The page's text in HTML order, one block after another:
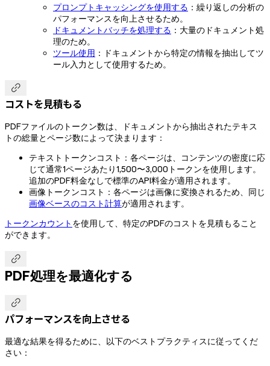
プロンプトキャッシングを使用する ：繰り返しの分析の
パフォーマンスを向上させるため。
ドキュメントバッチを処理する ：大量のドキュメント処
理のため。
ツール使用 ：ドキュメントから特定の情報を抽出してツ
ール入力として使用するため。

コストを見積もる
PDFファイルのトークン数は、ドキュメントから抽出されたテキス
トの総量とページ数によって決まります：
テキストトークンコスト：各ページは、コンテンツの密度に応
じて通常1ページあたり1,500〜3,000トークンを使用します。
追加のPDF料金なしで標準のAPI料金が適用されます。
画像トークンコスト：各ページは画像に変換されるため、同じ
画像ベースのコスト計算が適用されます。
トークンカウント を使用して、特定のPDFのコストを見積もること
ができます。

PDF処理を最適化する

パフォーマンスを向上させる
最適な結果を得るために、以下のベストプラクティスに従ってくだ
さい：